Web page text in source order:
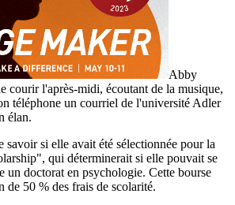
Abby
courir l'après-midi, écoutant de la musique,
téléphone un courriel de l'université Adler
élan.
savoir si elle avait été sélectionnée pour la
qui déterminerait si elle pouvait se
un doctorat en psychologie. Cette bourse
de 50 % des frais de scolarité.